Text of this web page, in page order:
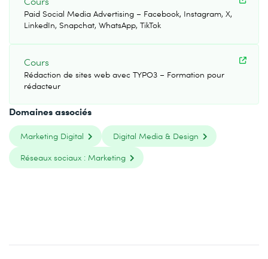
Paid Social Media Advertising – Facebook, Instagram, X,
LinkedIn, Snapchat, WhatsApp, TikTok
Cours
Rédaction de sites web avec TYPO3 – Formation pour
rédacteur
Domaines associés
Marketing Digital
Digital Media & Design
Réseaux sociaux : Marketing